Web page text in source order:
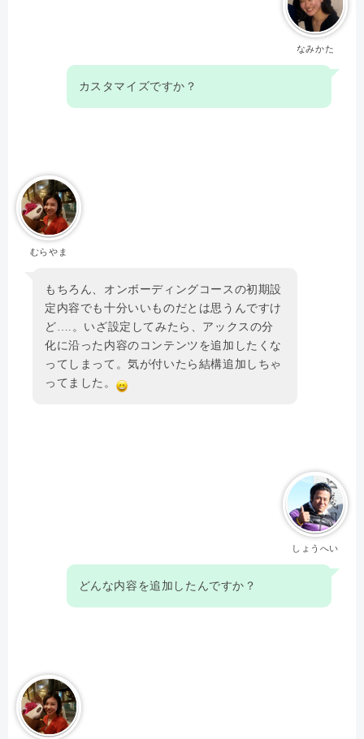
なみかた
カスタマイズですか？
むらやま
もちろん、オンボーディングコースの初期設
定内容でも十分いいものだとは思うんですけ
ど….。いざ設定してみたら、アックスの分
化に沿った内容のコンテンツを追加したくな
ってしまって。気が付いたら結構追加しちゃ
ってました。
しょうへい
どんな内容を追加したんですか？